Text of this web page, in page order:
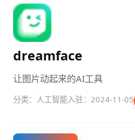
dreamface
让图片动起来的AI工具
分类：人工智能入驻：2024-11-05